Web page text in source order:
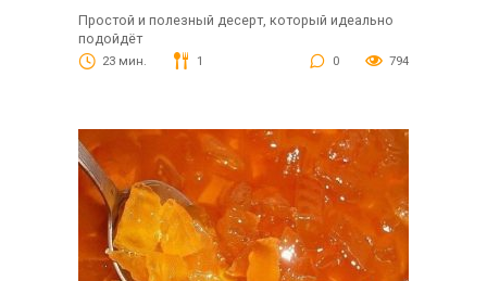
Простой и полезный десерт, который идеально
подойдёт
23 мин. 1 0 794